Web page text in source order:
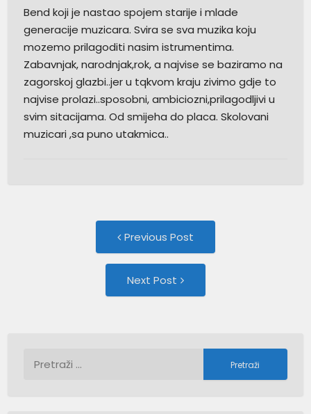
Bend koji je nastao spojem starije i mlade
generacije muzicara. Svira se sva muzika koju
mozemo prilagoditi nasim istrumentima.
Zabavnjak, narodnjak,rok, a najvise se baziramo na
zagorskoj glazbi..jer u tqkvom kraju zivimo gdje to
najvise prolazi..sposobni, ambiciozni,prilagodljivi u
svim sitacijama. Od smijeha do placa. Skolovani
muzicari ,sa puno utakmica..
navigation
Previous Post
Next Post